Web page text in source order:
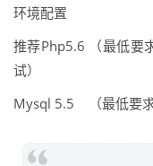
环境配置
推荐Php5.6 （最低要
试）
Mysql 5.5 （最低要求